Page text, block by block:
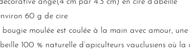
ange(4 cm par 4.3 cm) en cire d’abeille
60 g de cire
bougie moulée est coulée à la main avec amour,
100 % naturelle d’apiculteurs vauclusiens où